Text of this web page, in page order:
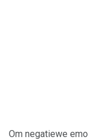
Om negatiewe